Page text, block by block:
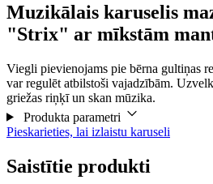
Muzikālais karuselis
"Strix" ar mīkstām
Viegli pievienojams pie bērna gultiņas
var regulēt atbilstoši vajadzībām.
griežas riņķī un skan mūzika.
Produkta parametri
Pieskarieties, lai izlaistu karuseli
Saistītie produkti